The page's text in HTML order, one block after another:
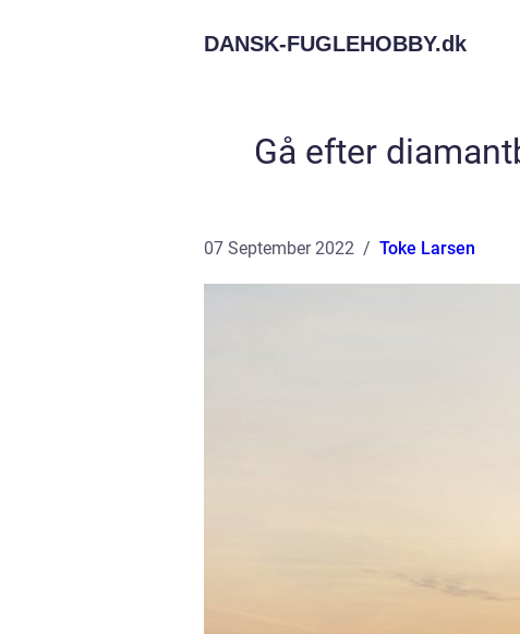
DANSK-FUGLEHOBBY.dk
Gå efter
07 September 2022 Toke Larsen